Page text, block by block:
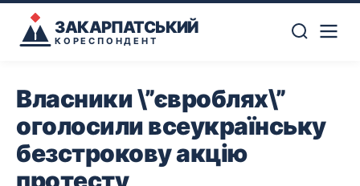
ЗАКАРПАТСЬКИЙ
КОРЕСПОНДЕНТ
Власники \”євроблях\”
оголосили всеукраїнську
безстрокову акцію